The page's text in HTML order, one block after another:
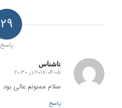
29
پاسخ
ناشناس
گفته:
2018-04-05 در 20:30
سلام ممنونم عالی بود
پاسخ